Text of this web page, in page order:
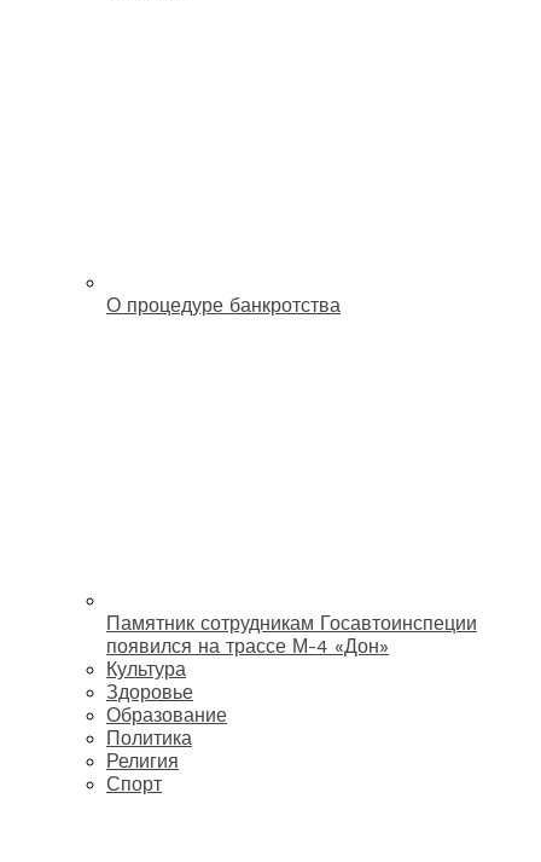
О процедуре банкротства
Памятник сотрудникам Госавтоинспеции
появился на трассе М-4 «Дон»
Культура
Здоровье
Образование
Политика
Религия
Спорт